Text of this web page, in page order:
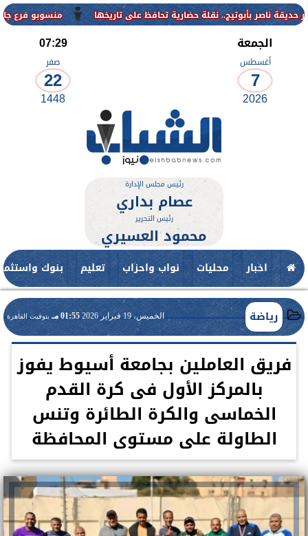
منسوبو فرع جامعة الأزهر
الجمعة
أغسطس
7
2026
07:29
صفر
22
1448
رئيس مجلس الإدارة
عصام بداري
رئيس التحرير
محمود العسيري
اخبار محليات نواب واحزاب تعليم بنوك
رياضة الخميس، 19 فبراير 2026 01:55 مـ بتوقيت القاهرة
فريق العاملين بجامعة أسيوط يفوز
بالمركز الأول فى كرة القدم
الخماسى والكرة الطائرة وتنس
الطاولة على مستوى المحافظة